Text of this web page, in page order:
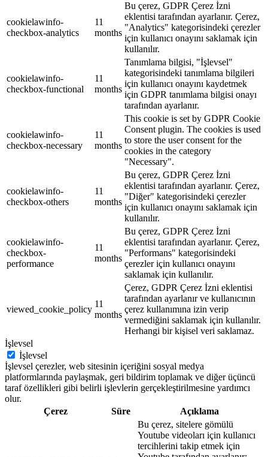
cookielawinfo-
checkbox-analytics
11
months
Bu çerez, GDPR Çerez İzni
eklentisi tarafından ayarlanır. Çerez,
"Analytics" kategorisindeki çerezler
için kullanıcı onayını saklamak için
kullanılır.
cookielawinfo-
checkbox-functional
11
months
Tanımlama bilgisi, "İşlevsel"
kategorisindeki tanımlama bilgileri
için kullanıcı onayını kaydetmek
için GDPR tanımlama bilgisi onayı
tarafından ayarlanır.
cookielawinfo-
checkbox-necessary
11
months
This cookie is set by GDPR Cookie
Consent plugin. The cookies is used
to store the user consent for the
cookies in the category
"Necessary".
cookielawinfo-
checkbox-others
11
months
Bu çerez, GDPR Çerez İzni
eklentisi tarafından ayarlanır. Çerez,
"Diğer" kategorisindeki çerezler
için kullanıcı onayını saklamak için
kullanılır.
cookielawinfo-
checkbox-
performance
11
months
Bu çerez, GDPR Çerez İzni
eklentisi tarafından ayarlanır. Çerez,
"Performans" kategorisindeki
çerezler için kullanıcı onayını
saklamak için kullanılır.
viewed_cookie_policy
11
months
Çerez, GDPR Çerez İzni eklentisi
tarafından ayarlanır ve kullanıcının
çerez kullanımına izin verip
vermediğini saklamak için kullanılır.
Herhangi bir kişisel veri saklamaz.
İşlevsel
İşlevsel
İşlevsel çerezler, web sitesinin içeriğini sosyal medya
platformlarında paylaşmak, geri bildirim toplamak ve diğer üçüncü
taraf özellikleri gibi belirli işlevlerin gerçekleştirilmesine yardımcı
olur.
Çerez
Süre Açıklama
Bu çerez, sitelere gömülü
Youtube videoları için kullanıcı
tercihlerini takip etmek için